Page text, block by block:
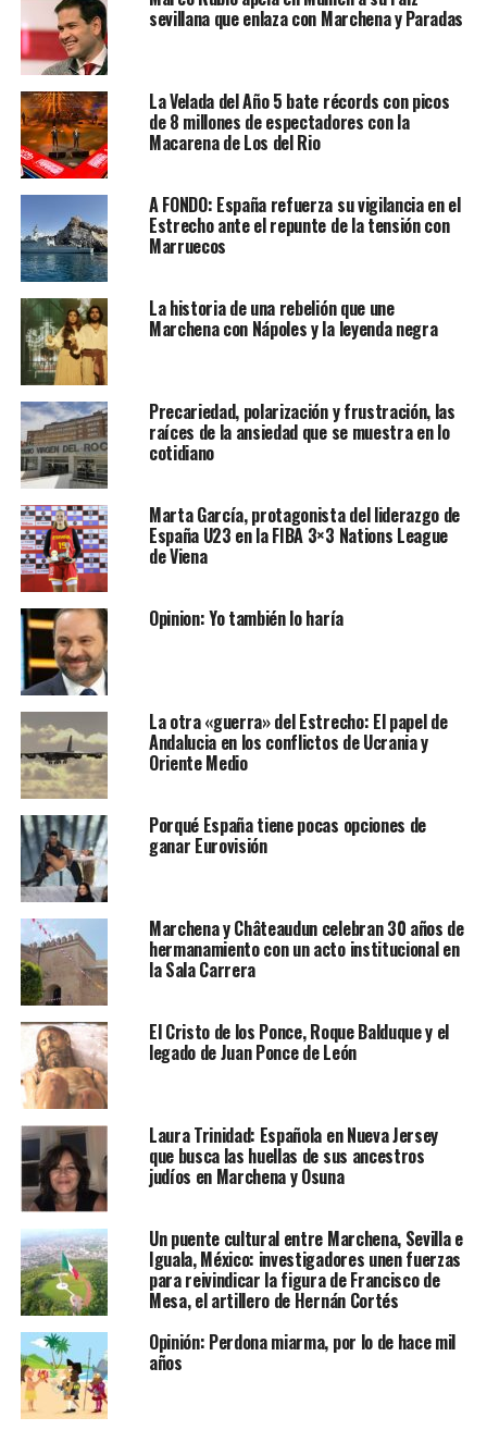
sevillana que enlaza con Marchena y Paradas
La Velada del Año 5 bate récords con picos
de 8 millones de espectadores con la
Macarena de Los del Rio
A FONDO: España refuerza su vigilancia en el
Estrecho ante el repunte de la tensión con
Marruecos
La historia de una rebelión que une
Marchena con Nápoles y la leyenda negra
Precariedad, polarización y frustración, las
raíces de la ansiedad que se muestra en lo
cotidiano
Marta García, protagonista del liderazgo de
España U23 en la FIBA 3×3 Nations League
de Viena
Opinion: Yo también lo haría
La otra «guerra» del Estrecho: El papel de
Andalucia en los conflictos de Ucrania y
Oriente Medio
Porqué España tiene pocas opciones de
ganar Eurovisión
Marchena y Châteaudun celebran 30 años de
hermanamiento con un acto institucional en
la Sala Carrera
El Cristo de los Ponce, Roque Balduque y el
legado de Juan Ponce de León
Laura Trinidad: Española en Nueva Jersey
que busca las huellas de sus ancestros
judíos en Marchena y Osuna
Un puente cultural entre Marchena, Sevilla e
Iguala, México: investigadores unen fuerzas
para reivindicar la figura de Francisco de
Mesa, el artillero de Hernán Cortés
Opinión: Perdona miarma, por lo de hace mil
años